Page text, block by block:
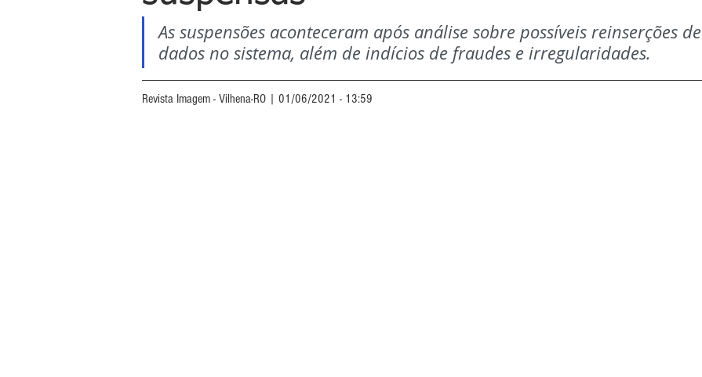
As suspensões aconteceram após análise sobre possíveis reinserções de
dados no sistema, além de indícios de fraudes e irregularidades.
Revista Imagem - Vilhena-RO | 01/06/2021 - 13:59